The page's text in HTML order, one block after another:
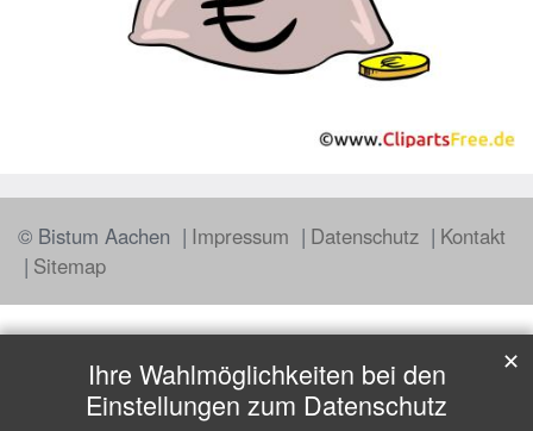
© Bistum Aachen Impressum Datenschutz
Kontakt
Sitemap
Ihre Wahlmöglichkeiten bei den
Einstellungen zum Datenschutz
✕